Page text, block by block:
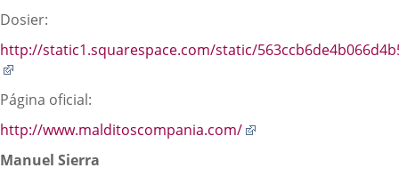
Dosier:
http://static1.squarespace.com/static/
una
aplicación
Página oficial:
http://www.malditoscompania.com/
Manuel Sierra